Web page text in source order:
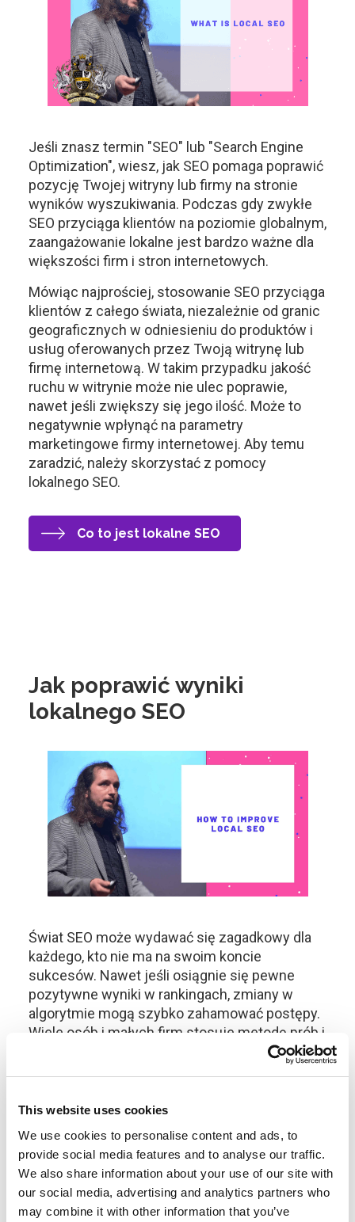
This website uses cookies
We use cookies to personalise content and ads, to
provide social media features and to analyse our traffic.
We also share information about your use of our site with
our social media, advertising and analytics partners who
may combine it with other information that you’ve
Jeśli znasz termin "SEO" lub "Search Engine
Optimization", wiesz, jak SEO pomaga poprawić
pozycję Twojej witryny lub firmy na stronie
wyników wyszukiwania. Podczas gdy zwykłe
SEO przyciąga klientów na poziomie globalnym,
zaangażowanie lokalne jest bardzo ważne dla
większości firm i stron internetowych.
Mówiąc najprościej, stosowanie SEO przyciąga
klientów z całego świata, niezależnie od granic
geograficznych w odniesieniu do produktów i
usług oferowanych przez Twoją witrynę lub
firmę internetową. W takim przypadku jakość
ruchu w witrynie może nie ulec poprawie,
nawet jeśli zwiększy się jego ilość. Może to
negatywnie wpłynąć na parametry
marketingowe firmy internetowej. Aby temu
zaradzić, należy skorzystać z pomocy
lokalnego SEO.
Co to jest lokalne SEO
Jak poprawić wyniki
lokalnego SEO
Świat SEO może wydawać się zagadkowy dla
każdego, kto nie ma na swoim koncie
sukcesów. Nawet jeśli osiągnie się pewne
pozytywne wyniki w rankingach, zmiany w
algorytmie mogą szybko zahamować postępy.
Wiele osób i małych firm stosuje metodę prób i
błędów, często nie mając pewności, co
przynosi rezultaty. Istnieje kilka sztuczek, które
Metody te mogą przynieść szybkie rezultaty,
które pozwolą dostrzec rzeczywiste postępy.
Chociaż istnieje wiele teorii na temat SEO i jego
wdrażania, poniższe sztuczki można
zastosować od razu z dobrym skutkiem.